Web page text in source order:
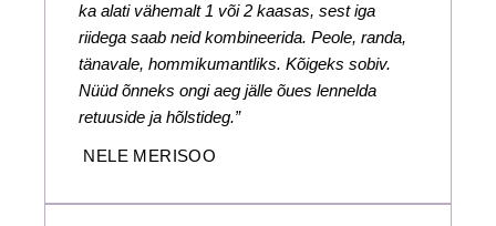
ka alati vähemalt 1 või 2 kaasas, sest iga
riidega saab neid kombineerida. Peole, randa,
tänavale, hommikumantliks. Kõigeks sobiv.
Nüüd õnneks ongi aeg jälle õues lennelda
retuuside ja hõlstideg.”
NELE MERISOO